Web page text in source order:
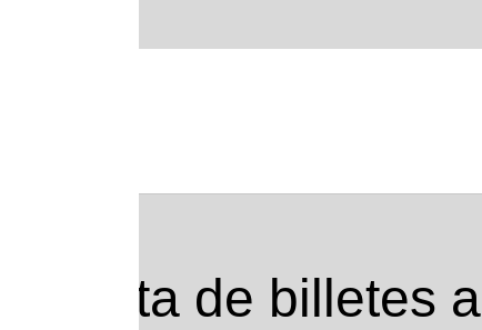
oferta de billetes a